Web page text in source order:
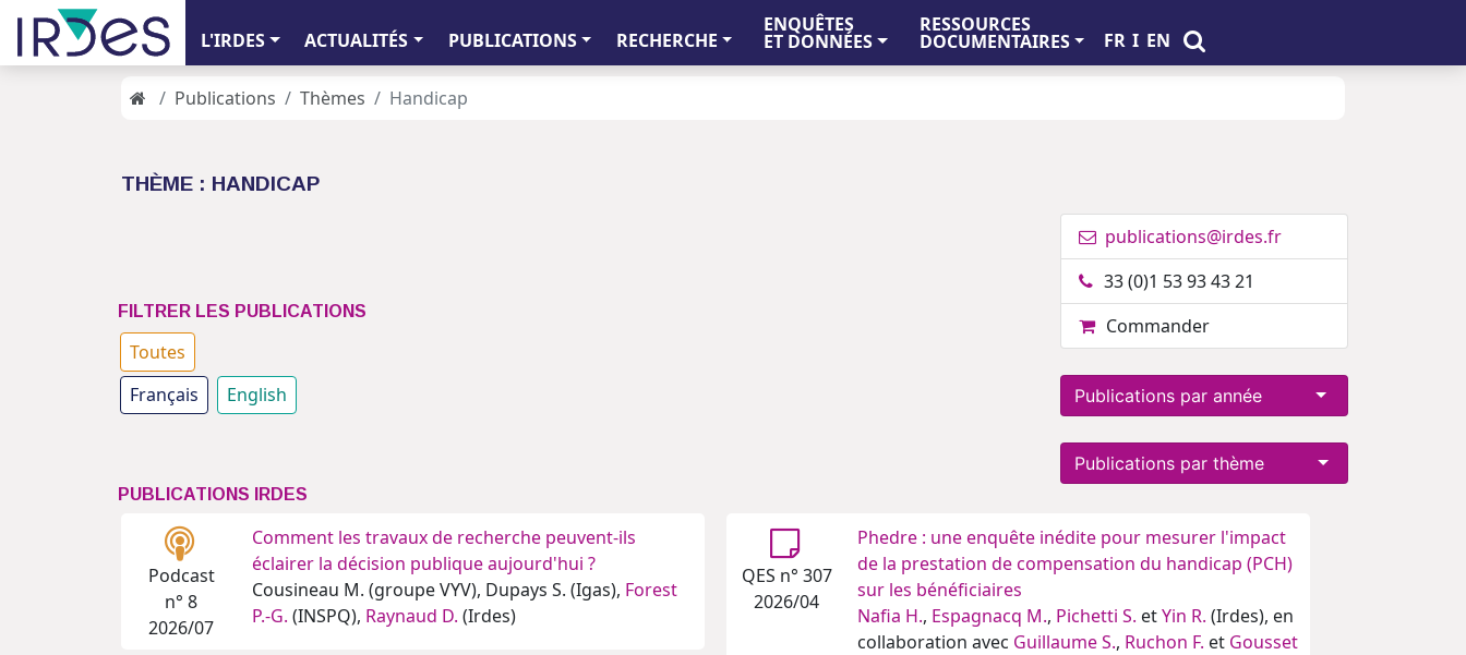
L'IRDES ACTUALITÉS PUBLICATIONS RECHERCHE
ENQUÊTES
ET DONNÉES
RESSOURCES
DOCUMENTAIRES FR I EN
Publications Thèmes Handicap
THÈME : HANDICAP
FILTRER LES PUBLICATIONS
Toutes
Français
English
publications@irdes.fr
33 (0)1 53 93 43 21
Commander
Publications par année
Publications par thème
PUBLICATIONS IRDES
Podcast
n° 8
2026/07
Comment les travaux de recherche peuvent-ils
éclairer la décision publique aujourd'hui ?
Cousineau M. (groupe VYV), Dupays S. (Igas), Forest
P.-G. (INSPQ), Raynaud D. (Irdes)
QES n° 307
2026/04
Phedre : une enquête inédite pour mesurer l'impact
de la prestation de compensation du handicap (PCH)
sur les bénéficiaires
Nafia H., Espagnacq M., Pichetti S. etYin R. (Irdes), en
collaboration avec Guillaume S., Ruchon F. et Gousset